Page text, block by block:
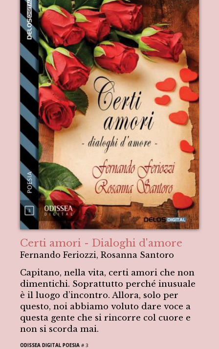
Certi amori - Dialoghi d'amore
Fernando Feriozzi, Rosanna Santoro
Capitano, nella vita, certi amori che non
dimentichi. Soprattutto perché inusuale
è il luogo d’incontro. Allora, solo per
questo, noi abbiamo voluto dare voce a
questa gente che si rincorre col cuore e
non si scorda mai.
ODISSEA DIGITAL POESIA # 3